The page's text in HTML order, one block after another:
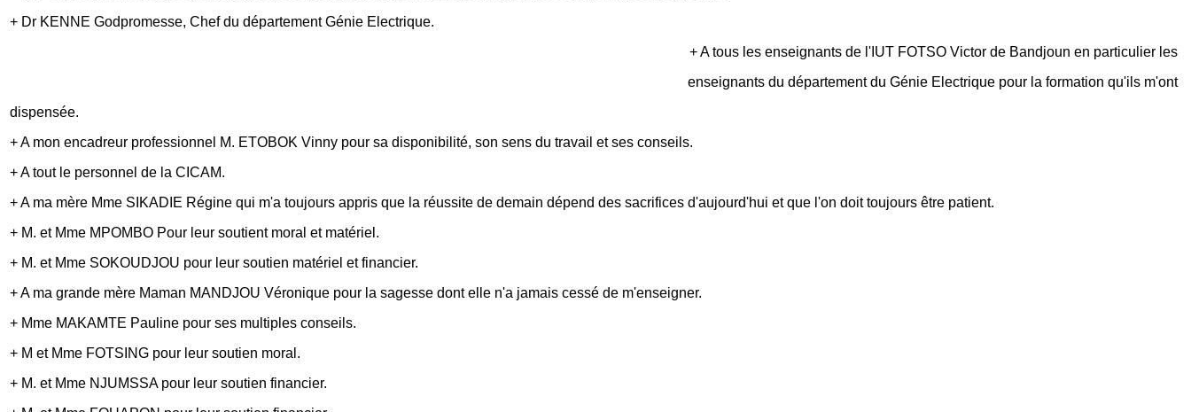
+ Dr KENNE Godpromesse, Chef du département Génie Electrique.
+ A tous les enseignants de l'IUT FOTSO Victor de Bandjoun en particulier les
enseignants du département du Génie Electrique pour la formation qu'ils m'ont
dispensée.
+ A mon encadreur professionnel M. ETOBOK Vinny pour sa disponibilité, son sens du travail et ses conseils.
+ A tout le personnel de la CICAM.
+ A ma mère Mme SIKADIE Régine qui m'a toujours appris que la réussite de demain dépend des sacrifices d'aujourd'hui et que l'on doit toujours être patient.
+ M. et Mme MPOMBO Pour leur soutient moral et matériel.
+ M. et Mme SOKOUDJOU pour leur soutien matériel et financier.
+ A ma grande mère Maman MANDJOU Véronique pour la sagesse dont elle n'a jamais cessé de m'enseigner.
+ Mme MAKAMTE Pauline pour ses multiples conseils.
+ M et Mme FOTSING pour leur soutien moral.
+ M. et Mme NJUMSSA pour leur soutien financier.